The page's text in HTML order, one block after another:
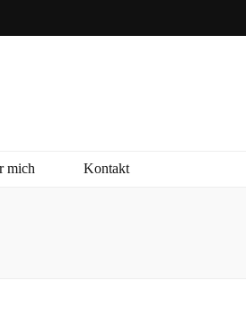
mich Kontakt